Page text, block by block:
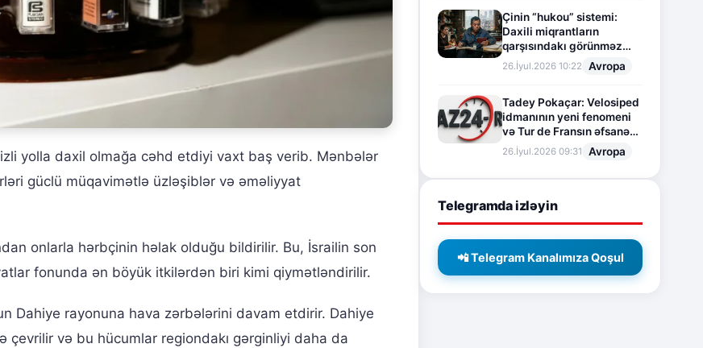
yolla daxil olmağa cəhd etdiyi vaxt baş verib. Mənbələr
güclü müqavimətlə üzləşiblər və əməliyyat
onlarla hərbçinin həlak olduğu bildirilir. Bu, İsrailin son
fonunda ən böyük itkilərdən biri kimi qiymətləndirilir.
Dahiye rayonuna hava zərbələrini davam etdirir. Dahiye
və bu hücumlar regiondakı gərginliyi daha da
Çinin “hukou” sistemi:
Daxili miqrantların
qarşısındakı görünməz
sədd
26.İyul.2026 10:22 Avropa
Tadey Pokaçar: Velosiped
idmanının yeni fenomeni
və Tur de Fransın əfsanəvi
səhifəsi
26.İyul.2026 09:31 Avropa
Telegramda izləyin
📲 Telegram Kanalımıza Qoşul